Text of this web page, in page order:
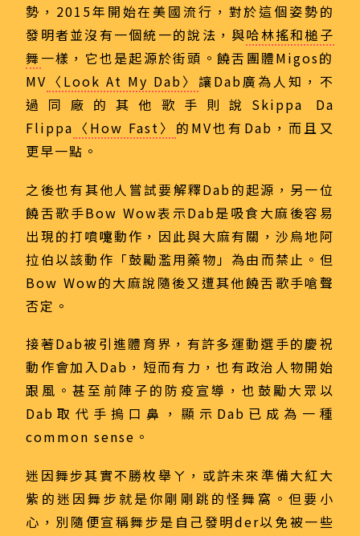
勢，2015年開始在美國流行，對於這個姿勢的
發明者並沒有一個統一的說法，與哈林搖和槌子
舞一樣，它也是起源於街頭。饒舌團體Migos的
MV 〈Look At My Dab〉 讓Dab廣為人知，不
過同廠的其他歌手則說Skippa Da
Flippa 〈How Fast〉 的MV也有Dab，而且又
更早一點。
之後也有其他人嘗試要解釋Dab的起源，另一位
饒舌歌手Bow Wow表示Dab是吸食大麻後容易
出現的打噴嚏動作，因此與大麻有關，沙烏地阿
拉伯以該動作「鼓勵濫用藥物」為由而禁止。但
Bow Wow的大麻說隨後又遭其他饒舌歌手嗆聲
否定。
接著Dab被引進體育界，有許多運動選手的慶祝
動作會加入Dab，短而有力，也有政治人物開始
跟風。甚至前陣子的防疫宣導，也鼓勵大眾以
Dab取代手摀口鼻，顯示Dab已成為一種
common sense。
迷因舞步其實不勝枚舉ㄚ，或許未來準備大紅大
紫的迷因舞步就是你剛剛跳的怪舞窩。但要小
心，別隨便宣稱舞步是自己發明der以免被一些